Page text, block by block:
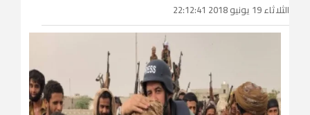
الثلاثاء 19 يونيو 2018 22:12:41